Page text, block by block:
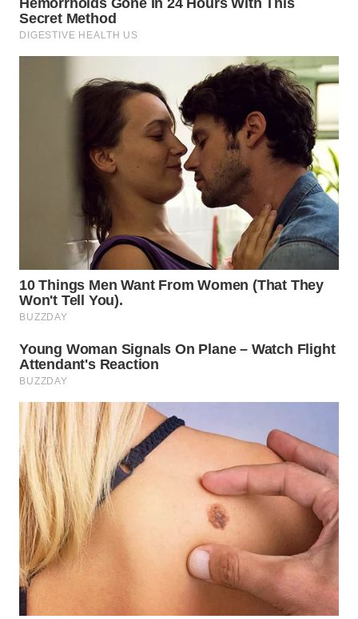
WN
DEPOK
TAPANULI
UTARA
WN
SUMEDANG
CIANJUR
KEPULAUAN
SERIBU
WN
TANGERANG
WN
BINJAI